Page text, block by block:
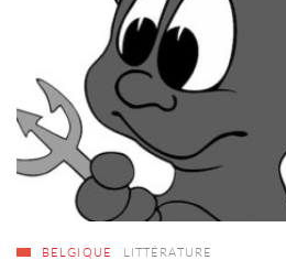
BELGIQUE LITTÉRATURE